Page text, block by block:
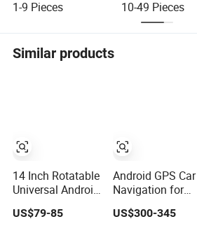
1-9 Pieces 10-49 Pieces
Similar products
14 Inch Rotatable
Universal Android
with GPS
US$79-85
Android GPS Car
Navigation for
F30/F32 2013-
US$300-345